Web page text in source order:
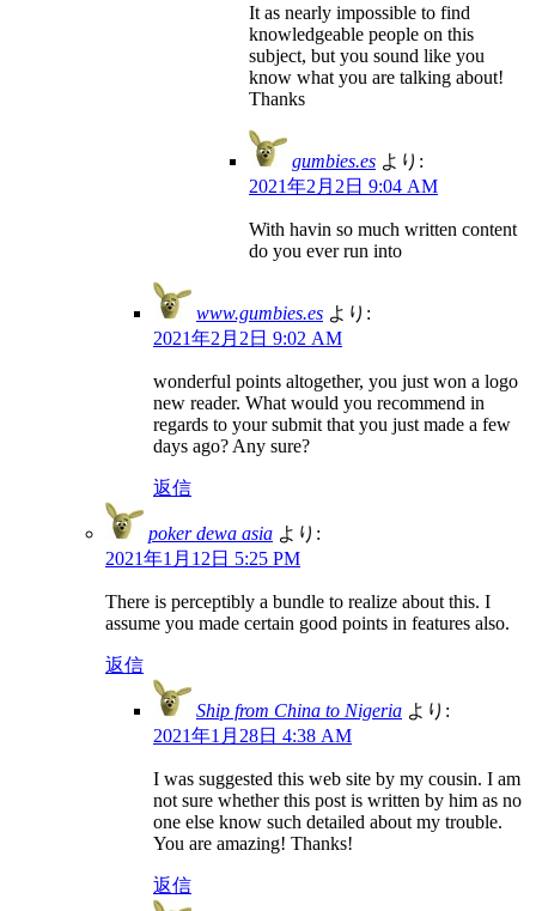
It as nearly impossible to find
knowledgeable people on this
subject, but you sound like you
know what you are talking about!
Thanks
gumbies.es より:
2021年2月2日 9:04 AM
With havin so much written content
do you ever run into
www.gumbies.es より:
2021年2月2日 9:02 AM
wonderful points altogether, you just won a logo
new reader. What would you recommend in
regards to your submit that you just made a few
days ago? Any sure?
返信
poker dewa asia より:
2021年1月12日 5:25 PM
There is perceptibly a bundle to realize about this. I
assume you made certain good points in features also.
返信
Ship from China to Nigeria より:
2021年1月28日 4:38 AM
I was suggested this web site by my cousin. I am
not sure whether this post is written by him as no
one else know such detailed about my trouble.
You are amazing! Thanks!
返信